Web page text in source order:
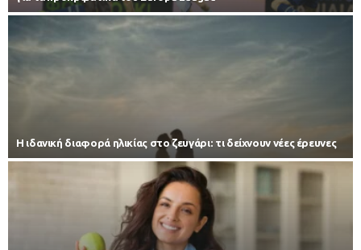
Η ιδανική διαφορά ηλικίας στο ζευγάρι: τι δείχνουν νέες έρευνες